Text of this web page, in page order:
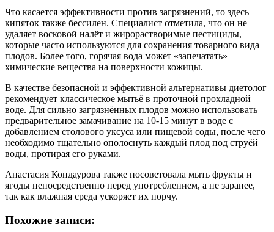
Что касается эффективности против загрязнений, то здесь
кипяток также бессилен. Специалист отметила, что он не
удаляет восковой налёт и жирорастворимые пестициды,
которые часто используются для сохранения товарного вида
плодов. Более того, горячая вода может «запечатать»
химические вещества на поверхности кожицы.
В качестве безопасной и эффективной альтернативы диетолог
рекомендует классическое мытьё в проточной прохладной
воде. Для сильно загрязнённых плодов можно использовать
предварительное замачивание на 10-15 минут в воде с
добавлением столового уксуса или пищевой соды, после чего
необходимо тщательно ополоснуть каждый плод под струёй
воды, протирая его руками.
Анастасия Кондаурова также посоветовала мыть фрукты и
ягоды непосредственно перед употреблением, а не заранее,
так как влажная среда ускоряет их порчу.
Похожие записи: